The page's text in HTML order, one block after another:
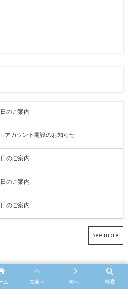
のご案内
アカウント開設のお知らせ
のご案内
のご案内
のご案内
See more
年始営業日のご案内
検索
ム 先頭へ 次へ